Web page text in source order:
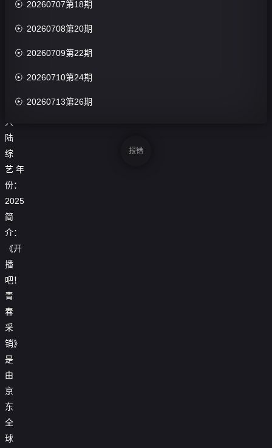
型：
大
陆
综
艺 年
份：
2025
简
介：
《开
播
吧！
青
春
采
销》
是
由
京
东
全
球
 20260707第18期
 20260708第20期
 20260709第22期
 20260710第24期
 20260713第26期
报错